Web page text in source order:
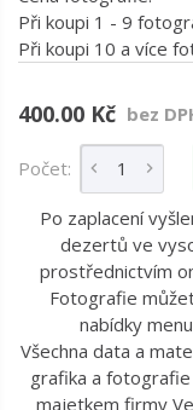
Při koupi 1 - 9
Při koupi 10 a více
400.00 Kč bez
Počet:
Po zaplacení
dezertů ve
prostřednictvím
Fotografie
nabídky
Všechna data a
grafika a
majetkem firmy